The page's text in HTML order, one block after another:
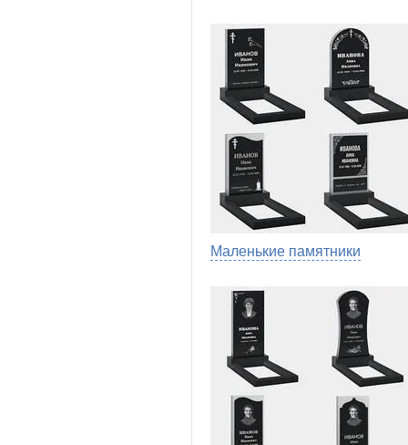
Маленькие памятники